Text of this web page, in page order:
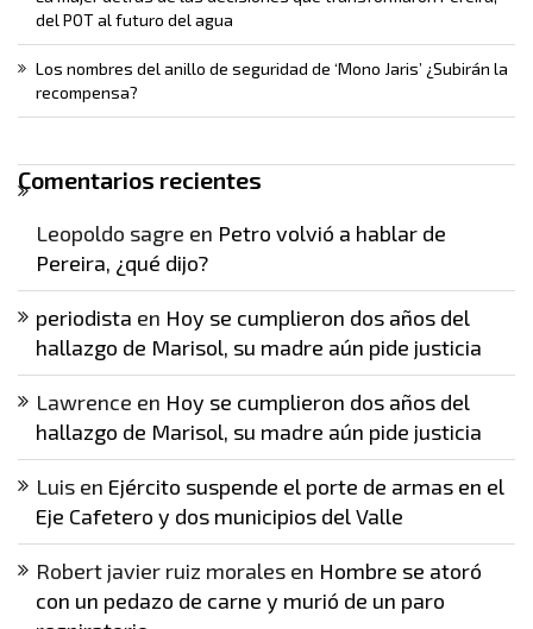
del POT al futuro del agua
Los nombres del anillo de seguridad de ‘Mono Jaris’ ¿Subirán la
recompensa?
Comentarios recientes
Leopoldo sagre en Petro volvió a hablar de
Pereira, ¿qué dijo?
periodista en Hoy se cumplieron dos años del
hallazgo de Marisol, su madre aún pide justicia
Lawrence en Hoy se cumplieron dos años del
hallazgo de Marisol, su madre aún pide justicia
Luis en Ejército suspende el porte de armas en el
Eje Cafetero y dos municipios del Valle
Robert javier ruiz morales en Hombre se atoró
con un pedazo de carne y murió de un paro